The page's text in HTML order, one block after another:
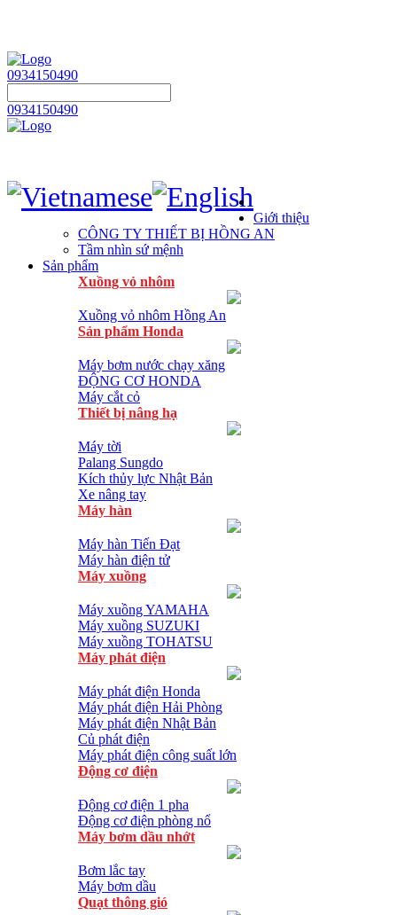
0934150490
0934150490
Giới thiệu
CÔNG TY THIẾT BỊ HỒNG AN
Tầm nhìn sứ mệnh
Sản phẩm
Xuồng vỏ nhôm
Xuồng vỏ nhôm Hồng An
Sản phẩm Honda
Máy bơm nước chạy xăng
ĐỘNG CƠ HONDA
Máy cắt cỏ
Thiết bị nâng hạ
Máy tời
Palang Sungdo
Kích thủy lực Nhật Bản
Xe nâng tay
Máy hàn
Máy hàn Tiến Đạt
Máy hàn điện tử
Máy xuồng
Máy xuồng YAMAHA
Máy xuồng SUZUKI
Máy xuồng TOHATSU
Máy phát điện
Máy phát điện Honda
Máy phát điện Hải Phòng
Máy phát điện Nhật Bản
Củ phát điện
Máy phát điện công suất lớn
Động cơ điện
Động cơ điện 1 pha
Động cơ điện phòng nổ
Máy bơm dầu nhớt
Bơm lắc tay
Máy bơm dầu
Quạt thông gió